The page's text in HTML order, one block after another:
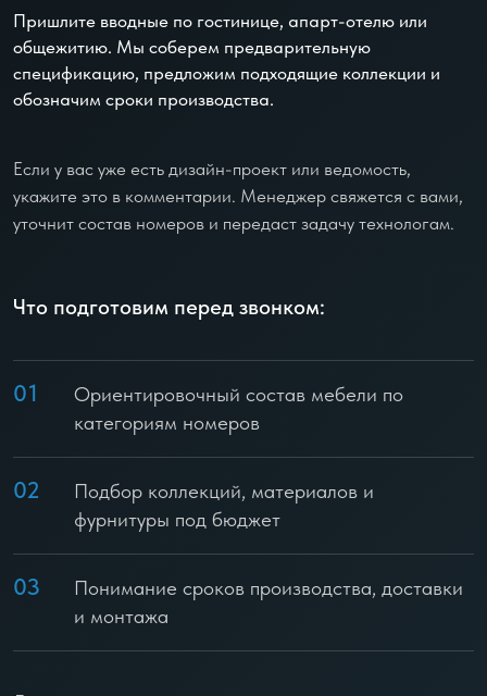
Пришлите вводные по гостинице, апарт-отелю или
общежитию. Мы соберем предварительную
спецификацию, предложим подходящие коллекции и
обозначим сроки производства.
Если у вас уже есть дизайн-проект или ведомость,
укажите это в комментарии. Менеджер свяжется с вами,
уточнит состав номеров и передаст задачу технологам.
Что подготовим перед звонком:
01
Ориентировочный состав мебели по
категориям номеров
02
Подбор коллекций, материалов и
фурнитуры под бюджет
03
Понимание сроков производства, доставки
и монтажа